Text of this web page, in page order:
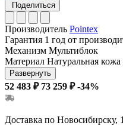
Поделиться
Производитель Pointex
Гарантия 1 год от
Механизм Мультиблок
Материал Натуральная кожа
Развернуть
52 483 ₽ 73 259 ₽ -34%
Доставка по Новосибирску,